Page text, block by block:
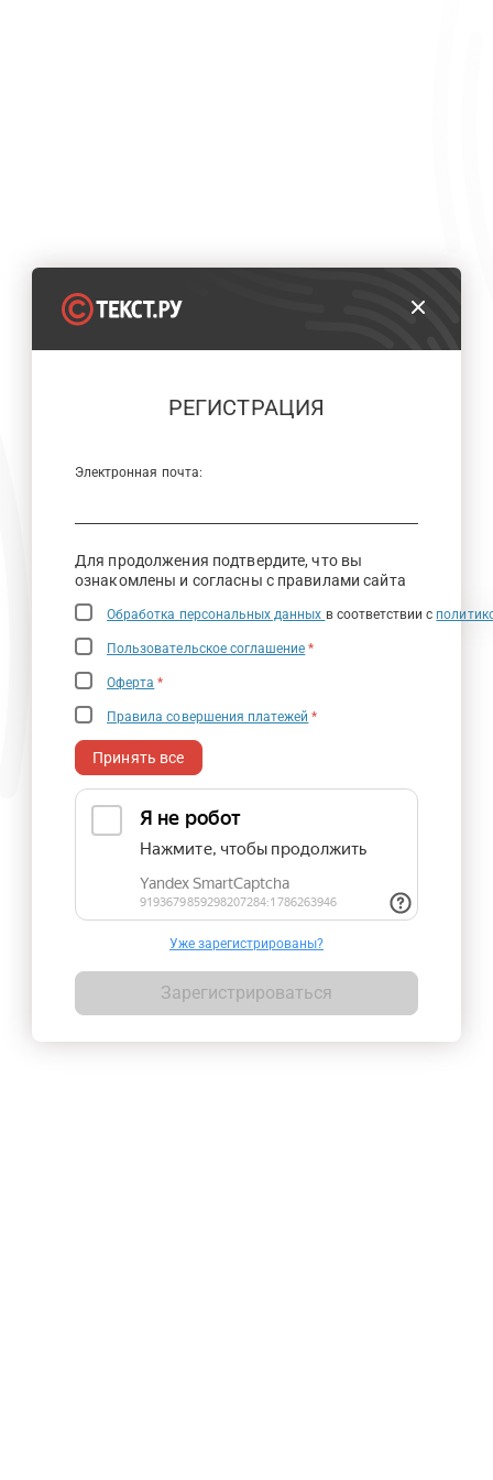
РЕГИСТРАЦИЯ
Электронная почта:
Для продолжения подтвердите, что вы
ознакомлены и согласны с правилами сайта
Обработка персональных данных в соответствии с
Пользовательское соглашение *
Оферта *
Правила совершения платежей *
Принять все
Уже зарегистрированы?
Зарегистрироваться